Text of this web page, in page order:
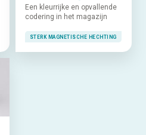
Een kleurrijke en opvallende
codering in het magazijn
STERK MAGNETISCHE HECHTING